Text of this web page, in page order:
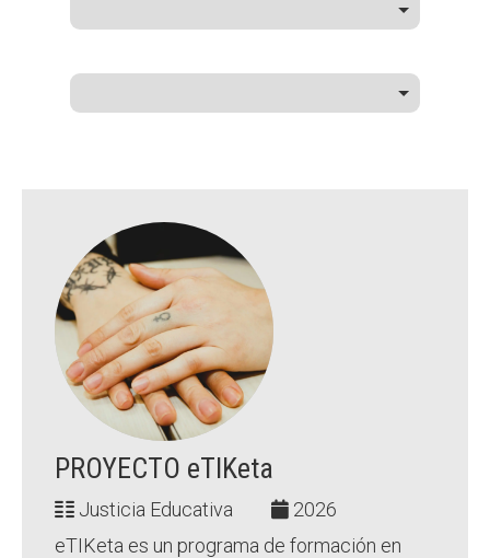
PROYECTO eTIKeta
Justicia Educativa
2026
eTIKeta es un programa de formación en